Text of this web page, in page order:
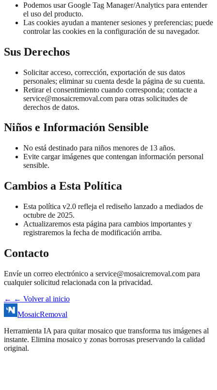
Podemos usar Google Tag Manager/Analytics para entender
el uso del producto.
Las cookies ayudan a mantener sesiones y preferencias; puede
controlar las cookies en la configuración de su navegador.
Sus Derechos
Solicitar acceso, corrección, exportación de sus datos
personales; eliminar su cuenta desde la página de su cuenta.
Retirar el consentimiento cuando corresponda; contacte a
service@mosaicremoval.com para otras solicitudes de
derechos de datos.
Niños e Información Sensible
No está destinado para niños menores de 13 años.
Evite cargar imágenes que contengan información personal
sensible.
Cambios a Esta Política
Esta política v2.0 refleja el rediseño lanzado a mediados de
octubre de 2025.
Actualizaremos esta página para cambios importantes y
registraremos la fecha de modificación arriba.
Contacto
Envíe un correo electrónico a service@mosaicremoval.com para
cualquier solicitud relacionada con la privacidad.
← ← Volver al inicio
MosaicRemoval
Herramienta IA para quitar mosaico que transforma tus imágenes al
instante. Elimina mosaico y zonas borrosas preservando la calidad
original.